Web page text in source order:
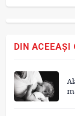
DIN ACEEAȘI